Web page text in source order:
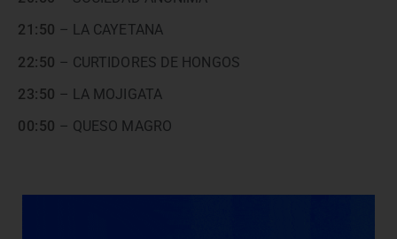
21:50 – LA CAYETANA
22:50 – CURTIDORES DE HONGOS
23:50 – LA MOJIGATA
00:50 – QUESO MAGRO